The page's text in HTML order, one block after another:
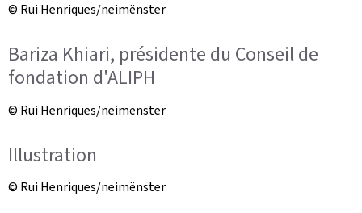
© Rui Henriques/neimënster
Bariza Khiari, présidente du Conseil de
fondation d'ALIPH
© Rui Henriques/neimënster
Illustration
© Rui Henriques/neimënster